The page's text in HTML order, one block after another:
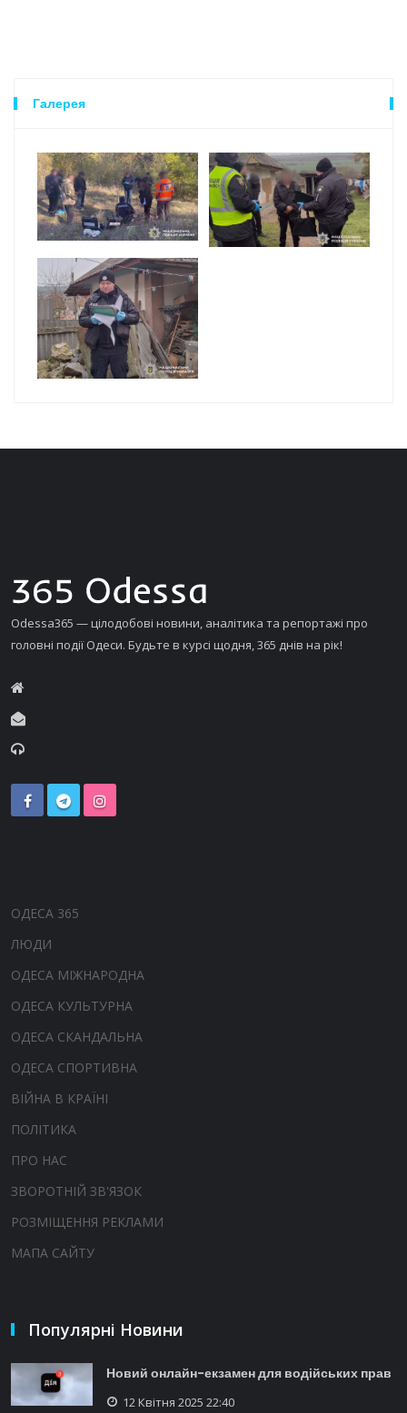
Галерея
Odessa365 — цілодобові новини, аналітика та репортажі про
головні події Одеси. Будьте в курсі щодня, 365 днів на рік!
ОДЕСА 365
ЛЮДИ
ОДЕСА МІЖНАРОДНА
ОДЕСА КУЛЬТУРНА
ОДЕСА СКАНДАЛЬНА
ОДЕСА СПОРТИВНА
ВІЙНА В КРАЇНІ
ПОЛІТИКА
ПРО НАС
ЗВОРОТНІЙ ЗВ'ЯЗОК
РОЗМІЩЕННЯ РЕКЛАМИ
МАПА САЙТУ
Популярні Новини
Новий онлайн-екзамен для водійських прав
12 Квітня 2025 22:40